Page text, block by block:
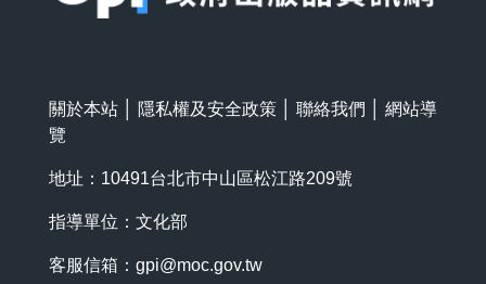
關於本站 隱私權及安全政策 聯絡我們
網站導
覽
地址：10491台北市中山區松江路209號
指導單位：文化部
客服信箱： gpi@moc.gov.tw